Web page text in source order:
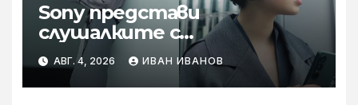
Sony представи
слушалките с
шумопотискане WH-
1000XM6 в нов цвят „Olive
Gray“
АВГ. 4, 2026 ИВАН ИВАНОВ